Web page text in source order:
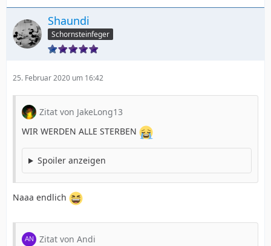
Shaundi
Schornsteinfeger
25. Februar 2020 um 16:42
Zitat von JakeLong13
WIR WERDEN ALLE STERBEN
Spoiler anzeigen
Naaa endlich
Zitat von Andi